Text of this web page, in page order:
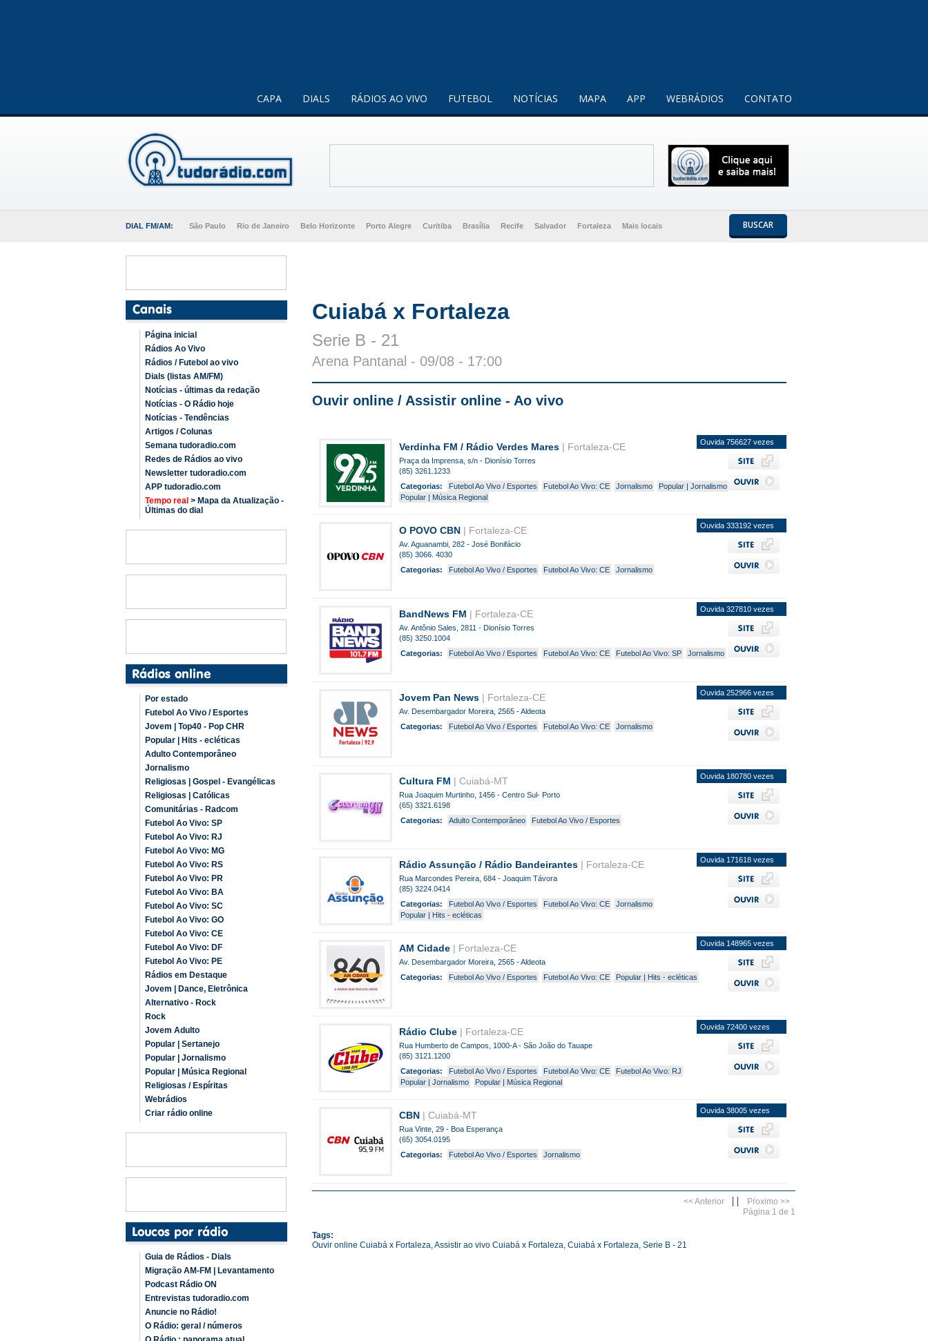
CAPA DIALS RÁDIOS AO VIVO FUTEBOL NOTÍCIAS MAPA APP WEBRÁDIOS CONTATO
DIAL FM/AM: São Paulo Rio de Janeiro Belo Horizonte Porto Alegre Curitiba Brasília Recife Salvador Fortaleza Mais locais BUSCAR
Página inicial
Rádios Ao Vivo
Rádios / Futebol ao vivo
Dials (listas AM/FM)
Notícias - últimas da redação
Notícias - O Rádio hoje
Notícias - Tendências
Artigos / Colunas
Semana tudoradio.com
Redes de Rádios ao vivo
Newsletter tudoradio.com
APP tudoradio.com
Tempo real > Mapa da Atualização -
Últimas do dial
Por estado
Futebol Ao Vivo / Esportes
Jovem | Top40 - Pop CHR
Popular | Hits - ecléticas
Adulto Contemporâneo
Jornalismo
Religiosas | Gospel - Evangélicas
Religiosas | Católicas
Comunitárias - Radcom
Futebol Ao Vivo: SP
Futebol Ao Vivo: RJ
Futebol Ao Vivo: MG
Futebol Ao Vivo: RS
Futebol Ao Vivo: PR
Futebol Ao Vivo: BA
Futebol Ao Vivo: SC
Futebol Ao Vivo: GO
Futebol Ao Vivo: CE
Futebol Ao Vivo: DF
Futebol Ao Vivo: PE
Rádios em Destaque
Jovem | Dance, Eletrônica
Alternativo - Rock
Rock
Jovem Adulto
Popular | Sertanejo
Popular | Jornalismo
Popular | Música Regional
Religiosas / Espíritas
Webrádios
Criar rádio online
Guia de Rádios - Dials
Migração AM-FM | Levantamento
Podcast Rádio ON
Entrevistas tudoradio.com
Anuncie no Rádio!
O Rádio: geral / números
Cuiabá x Fortaleza
Serie B - 21
Arena Pantanal - 09/08 - 17:00
Ouvir online / Assistir online - Ao vivo
Verdinha FM / Rádio Verdes Mares | Fortaleza-CE
Praça da Imprensa, s/n - Dionísio Torres
(85) 3261.1233
Categorias:
Futebol Ao Vivo / Esportes Futebol Ao Vivo: CE Jornalismo
Popular | Jornalismo
Popular | Música Regional
Ouvida 756627 vezes
O POVO CBN | Fortaleza-CE
Av. Aguanambi, 282 - José Bonifácio
(85) 3066. 4030
Categorias:
Futebol Ao Vivo / Esportes Futebol Ao Vivo: CE Jornalismo
Ouvida 333192 vezes
BandNews FM | Fortaleza-CE
Av. Antônio Sales, 2811 - Dionísio Torres
(85) 3250.1004
Categorias:
Futebol Ao Vivo / Esportes Futebol Ao Vivo: CE Futebol Ao Vivo: SP Jornalismo
Ouvida 327810 vezes
Jovem Pan News | Fortaleza-CE
Av. Desembargador Moreira, 2565 - Aldeota
Categorias:
Futebol Ao Vivo / Esportes Futebol Ao Vivo: CE Jornalismo
Ouvida 252966 vezes
Cultura FM | Cuiabá-MT
Rua Joaquim Murtinho, 1456 - Centro Sul- Porto
(65) 3321.6198
Categorias:
Adulto Contemporâneo Futebol Ao Vivo / Esportes
Ouvida 180780 vezes
Rádio Assunção / Rádio Bandeirantes | Fortaleza-CE
Rua Marcondes Pereira, 684 - Joaquim Távora
(85) 3224.0414
Categorias:
Futebol Ao Vivo / Esportes Futebol Ao Vivo: CE
Jornalismo
Popular | Hits - ecléticas
Ouvida 171618 vezes
AM Cidade | Fortaleza-CE
Av. Desembargador Moreira, 2565 - Aldeota
Categorias:
Futebol Ao Vivo / Esportes Futebol Ao Vivo: CE Popular | Hits - ecléticas
Ouvida 148965 vezes
Rádio Clube | Fortaleza-CE
Rua Humberto de Campos, 1000-A - São João do Tauape
(85) 3121.1200
Categorias:
Futebol Ao Vivo / Esportes Futebol Ao Vivo: CE
Futebol Ao Vivo: RJ
Popular | Jornalismo
Popular | Música Regional
Ouvida 72400 vezes
CBN | Cuiabá-MT
Rua Vinte, 29 - Boa Esperança
(65) 3054.0195
Categorias:
Futebol Ao Vivo / Esportes Jornalismo
Ouvida 38005 vezes
<< Anterior | |
Pŕoximo >>
Página 1 de 1
Tags:
Ouvir online Cuiabá x Fortaleza,Assistir ao vivo Cuiabá x Fortaleza, Cuiabá x Fortaleza, Serie B - 21